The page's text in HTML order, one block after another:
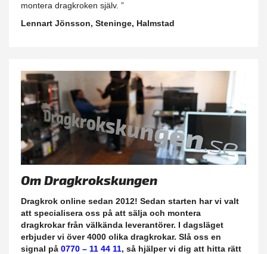
montera dragkroken själv. ”
Lennart Jönsson, Steninge, Halmstad
Om Dragkrokskungen
Dragkrok online sedan 2012! Sedan starten har vi valt
att specialisera oss på att sälja och montera
dragkrokar från välkända leverantörer. I dagsläget
erbjuder vi över 4000 olika dragkrokar. Slå oss en
signal på 0770 – 11 44 11, så hjälper vi dig att hitta rätt